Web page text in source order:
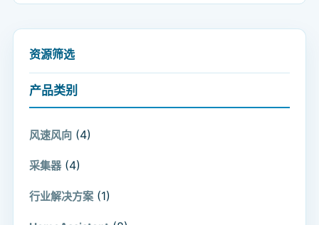
资源筛选
产品类别
风速风向 (4)
采集器 (4)
行业解决方案 (1)